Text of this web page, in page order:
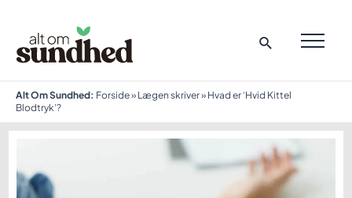
indholdet
Alt Om Sundhed: Forside» Lægen skriver» Hvad er ‘Hvid Kittel
Blodtryk’?